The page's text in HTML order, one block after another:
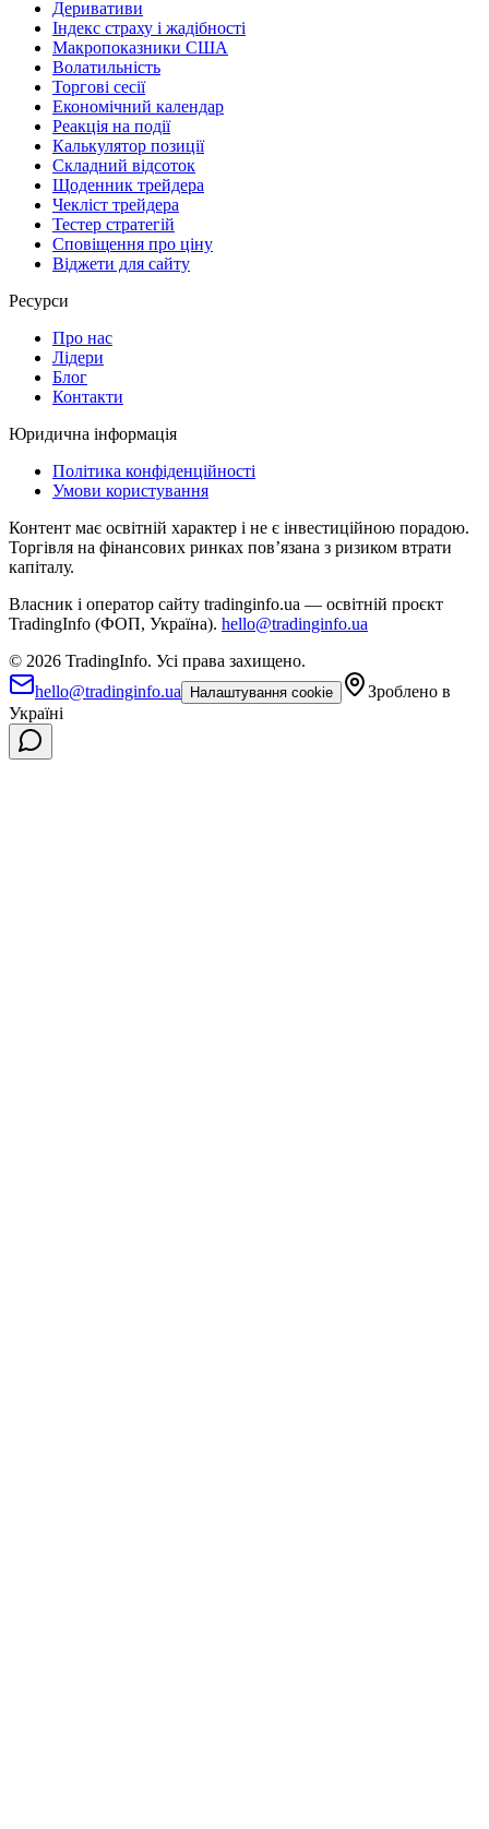
Деривативи
Індекс страху і жадібності
Макропоказники США
Волатильність
Торгові сесії
Економічний календар
Реакція на події
Калькулятор позиції
Складний відсоток
Щоденник трейдера
Чекліст трейдера
Тестер стратегій
Сповіщення про ціну
Віджети для сайту
Ресурси
Про нас
Лідери
Блог
Контакти
Юридична інформація
Політика конфіденційності
Умови користування
Контент має освітній характер і не є інвестиційною порадою.
Торгівля на фінансових ринках повʼязана з ризиком втрати
капіталу.
Власник і оператор сайту tradinginfo.ua — освітній проєкт
TradingInfo (ФОП, Україна). hello@tradinginfo.ua
© 2026 TradingInfo. Усі права захищено.
hello@tradinginfo.ua
Налаштування cookie
Зроблено в
Україні